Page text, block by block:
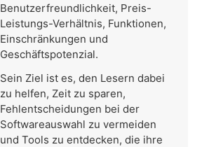
Benutzerfreundlichkeit, Preis-
Leistungs-Verhältnis, Funktionen,
Einschränkungen und
Geschäftspotenzial.
Sein Ziel ist es, den Lesern dabei
zu helfen, Zeit zu sparen,
Fehlentscheidungen bei der
Softwareauswahl zu vermeiden
und Tools zu entdecken, die ihre